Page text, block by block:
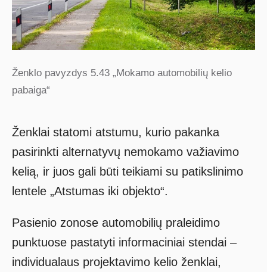
Ženklo pavyzdys 5.43 „Mokamo automobilių kelio
pabaiga“
Ženklai statomi atstumu, kurio pakanka
pasirinkti alternatyvų nemokamo važiavimo
kelią, ir juos gali būti teikiami su patikslinimo
lentele „Atstumas iki objekto“.
Pasienio zonose automobilių praleidimo
punktuose pastatyti informaciniai stendai –
individualaus projektavimo kelio ženklai,